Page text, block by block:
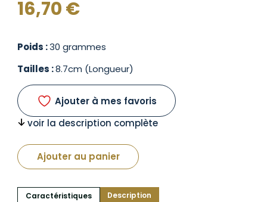
16,70€
Poids :30 grammes
Tailles :8.7cm (Longueur)
Ajouter à mes favoris
voir la description complète
Ajouter au panier
Caractéristiques Description